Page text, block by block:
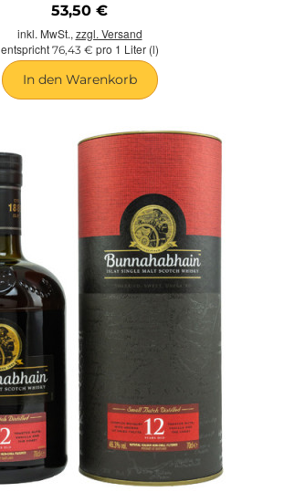
53,50 €
inkl. MwSt., zzgl. Versand
entspricht 76,43 € pro 1 Liter (l)
In den Warenkorb